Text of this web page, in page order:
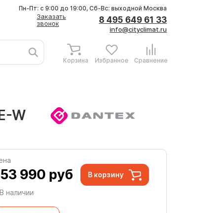
Заказать
звонок
8 495 649 61 33
info@cityclimat.ru
Пн-Пт: с 9:00 до 19:00, Сб-Вс: выходной Москва
Корзина Избранное Сравнение
W
990 руб В корзину
В наличии